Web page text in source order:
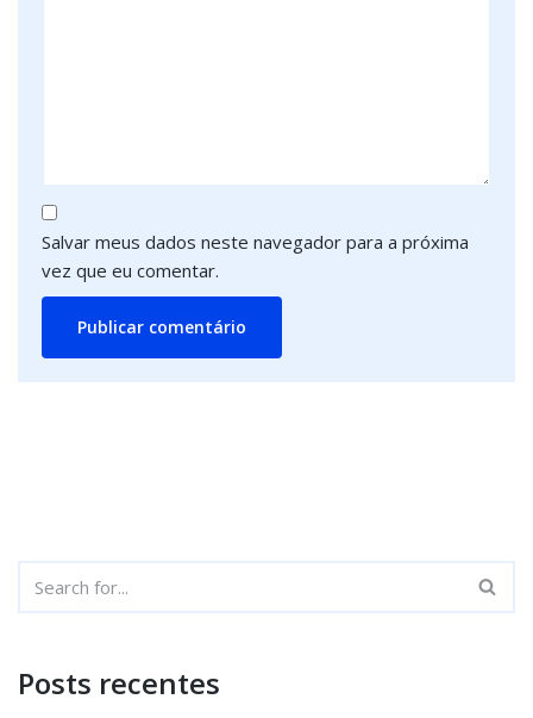
Salvar meus dados neste navegador para a próxima
vez que eu comentar.
Posts recentes